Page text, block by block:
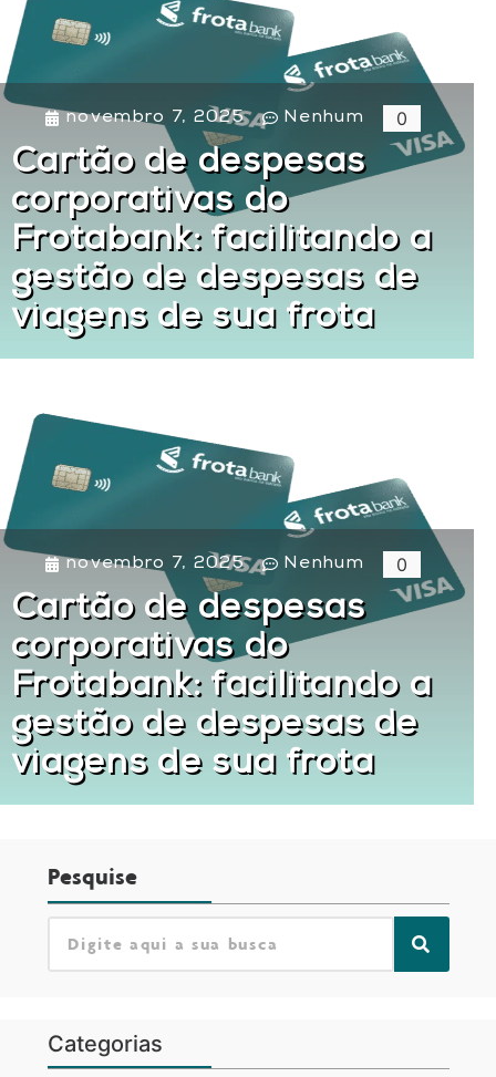
novembro 7, 2025 Nenhum 0
Cartão de despesas
corporativas do
Frotabank: facilitando a
gestão de despesas de
viagens de sua frota
novembro 7, 2025 Nenhum 0
Cartão de despesas
corporativas do
Frotabank: facilitando a
gestão de despesas de
viagens de sua frota
Pesquise
Categorias